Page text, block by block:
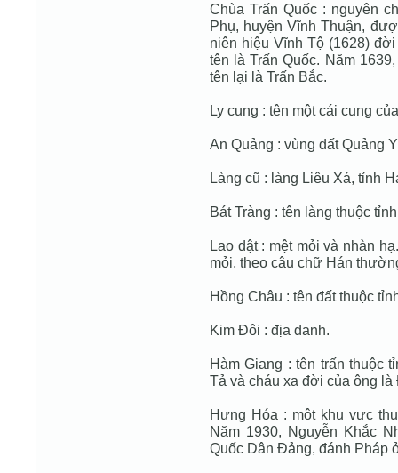
Chùa Trấn Quốc : nguyên
Phụ, huyện Vĩnh Thuận,
niên hiệu Vĩnh Tộ (1628)
tên là Trấn Quốc. Năm
tên lại là Trấn Bắc.
Ly cung : tên một cái cung
An Quảng : vùng đất Quảng
Làng cũ : làng Liêu Xá, tỉnh
Bát Tràng : tên làng thuộc
Lao dật : mệt mỏi và nhàn
mỏi, theo câu chữ Hán
Hồng Châu : tên đất thuộc
Kim Đôi : địa danh.
Hàm Giang : tên trấn thuộc
Tả và cháu xa đời của ông
Hưng Hóa : một khu vực
Năm 1930, Nguyễn Khắc
Quốc Dân Đảng, đánh Pháp